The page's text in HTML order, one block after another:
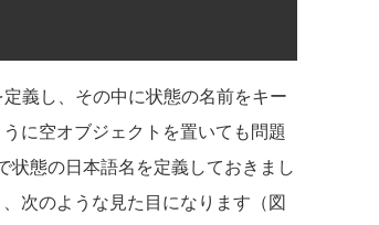
義し、その中に状態の名前をキー
に空オブジェクトを置いても問題
状態の日本語名を定義しておきまし
次のような見た目になります（図